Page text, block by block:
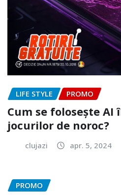
LIFE STYLE PROMO
Cum se folosește
jocurilor de noroc?
clujazi apr. 5, 2024
PROMO